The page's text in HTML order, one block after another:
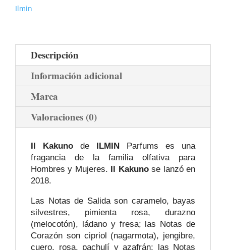
Ilmin
Descripción
Información adicional
Marca
Valoraciones (0)
Il Kakuno de ILMIN Parfums es una
fragancia de la familia olfativa para
Hombres y Mujeres. Il Kakunose lanzó en
2018.
Las Notas de Salida son caramelo, bayas
silvestres, pimienta rosa, durazno
(melocotón), ládano y fresa; las Notas de
Corazón son cipriol (nagarmota), jengibre,
cuero, rosa, pachulí y azafrán; las Notas